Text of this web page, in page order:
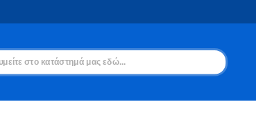
Εγγραφή
Δεν είσαι μέλος;